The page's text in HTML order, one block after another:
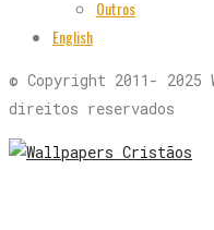
Outros
English
© Copyright 2011- 2025
direitos reservados